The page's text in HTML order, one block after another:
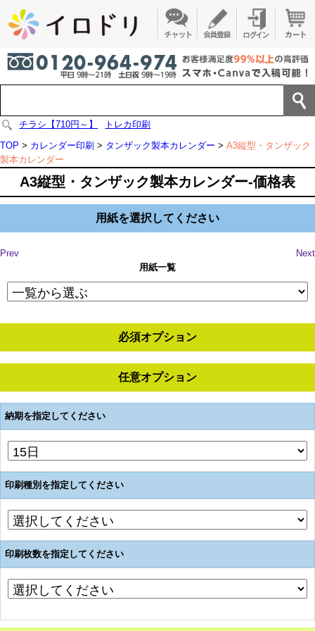
チラシ【710円～】
トレカ印刷
TOP > カレンダー印刷 > タンザック製本カレンダー > A3縦型・タンザック
製本カレンダー
A3縦型・タンザック製本カレンダー-価格表
用紙を選択してください
Prev
Next
用紙一覧
必須オプション
任意オプション
納期を指定してください
印刷種別を指定してください
印刷枚数を指定してください